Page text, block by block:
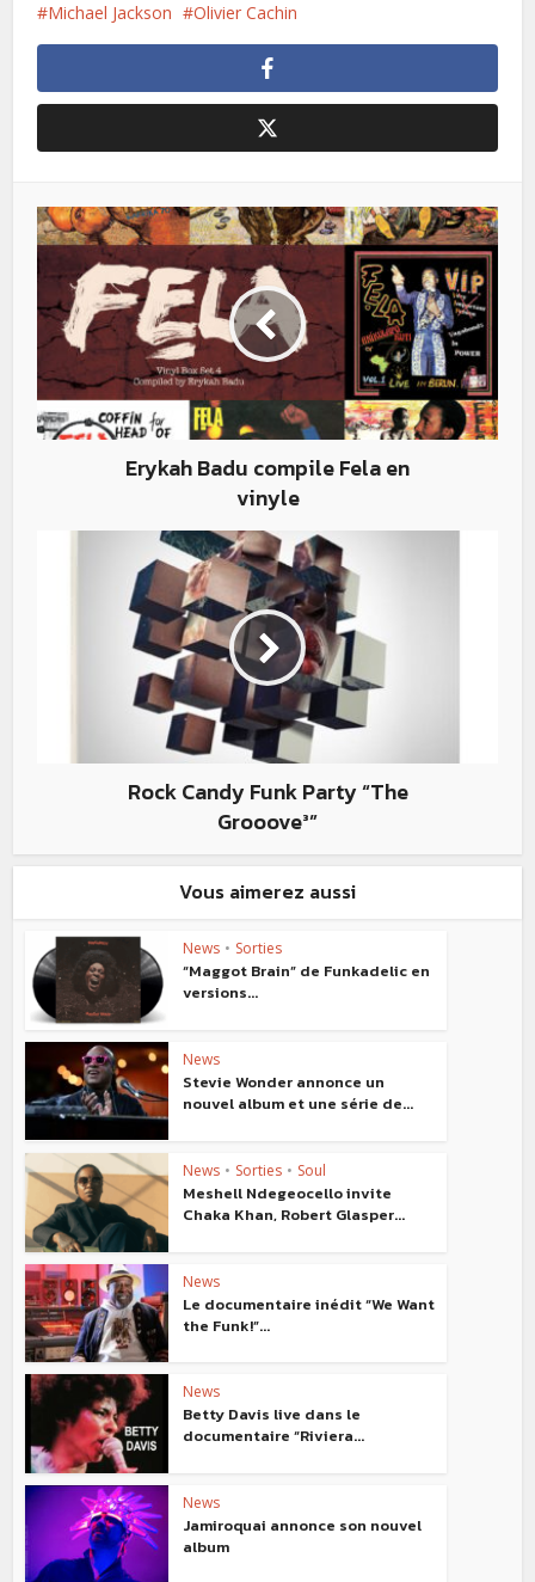
Michael Jackson
Olivier Cachin
Erykah Badu compile Fela en
vinyle
Rock Candy Funk Party “The
Grooove³”
Vous aimerez aussi
News • Sorties
“Maggot Brain” de Funkadelic en
versions...
News
Stevie Wonder annonce un
nouvel album et une série de...
News • Sorties • Soul
Meshell Ndegeocello invite
Chaka Khan, Robert Glasper...
News
Le documentaire inédit “We Want
the Funk!”...
News
Betty Davis live dans le
documentaire “Riviera...
News
Jamiroquai annonce son nouvel
album